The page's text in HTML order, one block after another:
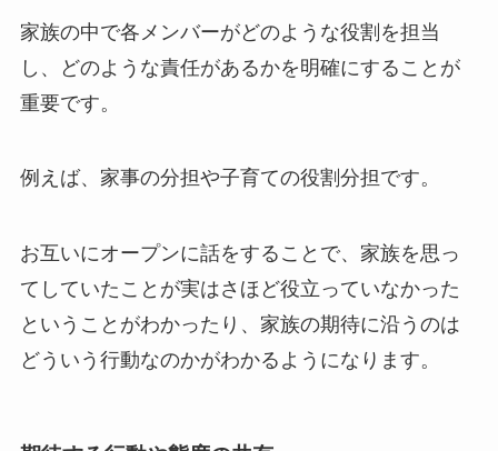
家族の中で各メンバーがどのような役割を担当
し、どのような責任があるかを明確にすることが
重要です。
例えば、家事の分担や子育ての役割分担です。
お互いにオープンに話をすることで、家族を思っ
てしていたことが実はさほど役立っていなかった
ということがわかったり、家族の期待に沿うのは
どういう行動なのかがわかるようになります。